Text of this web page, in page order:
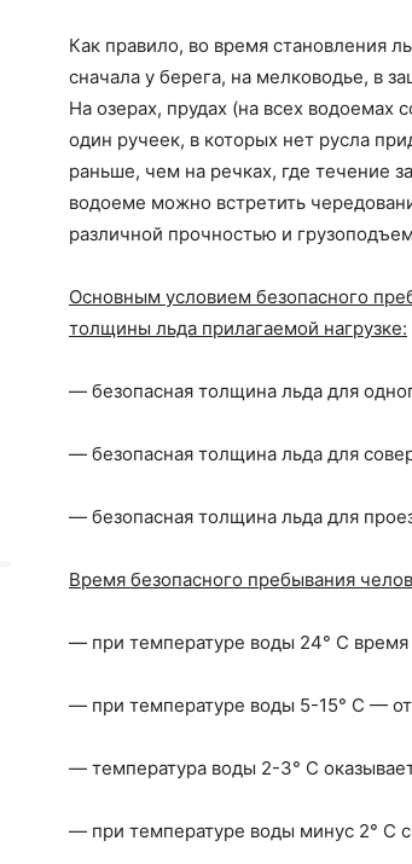
Как правило, во время становления
сначала у берега, на мелководье, в
На озерах, прудах (на всех водоемах
один ручеек, в которых нет русла
раньше, чем на речках, где течение
водоеме можно встретить
различной прочностью и
Основным условием безопасного
толщины льда прилагаемой нагрузке:
— безопасная толщина льда для
— безопасная толщина льда для
— безопасная толщина льда для
Время безопасного пребывания
— при температуре воды 24° С время
— при температуре воды 5-15° С — от
— температура воды 2-3° С
— при температуре воды минус 2° С